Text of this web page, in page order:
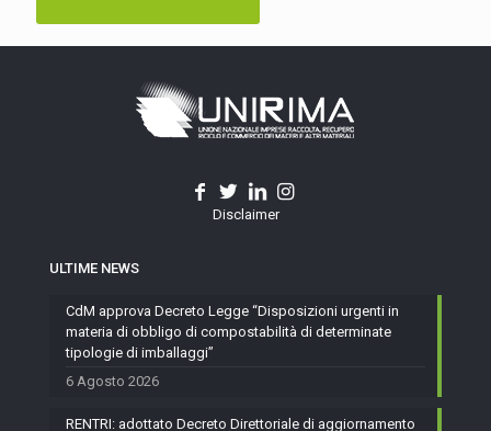
Disclaimer
ULTIME NEWS
CdM approva Decreto Legge “Disposizioni urgenti in
materia di obbligo di compostabilità di determinate
tipologie di imballaggi”
6 Agosto 2026
RENTRI: adottato Decreto Direttoriale di aggiornamento